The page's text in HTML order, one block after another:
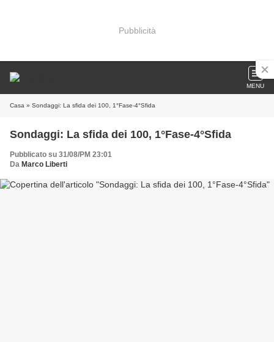
Pubblicità
MENU
Casa » Sondaggi: La sfida dei 100, 1°Fase-4°Sfida
Sondaggi: La sfida dei 100, 1°Fase-4°Sfida
Pubblicato su 31/08/PM 23:01
Da Marco Liberti